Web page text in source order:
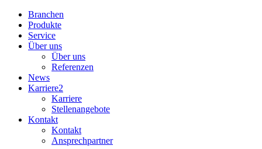
Branchen
Produkte
Service
Über uns
Über uns
Referenzen
News
Karriere2
Karriere
Stellenangebote
Kontakt
Kontakt
Ansprechpartner